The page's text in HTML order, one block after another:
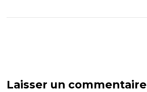
Laisser un commentaire